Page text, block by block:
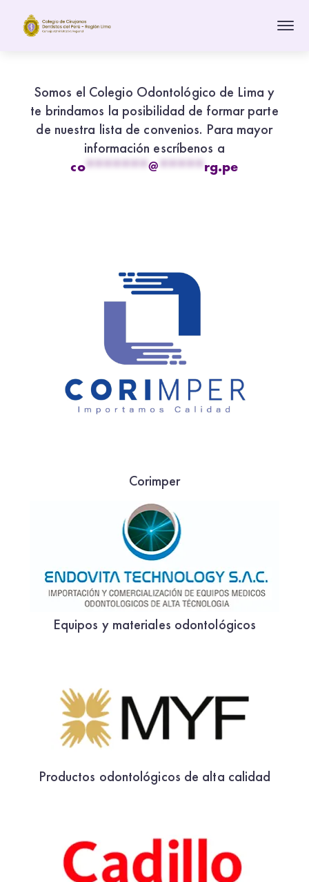
Somos el Colegio Odontológico de Lima y
te brindamos la posibilidad de formar parte
de nuestra lista de convenios. Para mayor
información escríbenos a
co*******@*****rg.pe
Corimper
Equipos y materiales odontológicos
Productos odontológicos de alta calidad